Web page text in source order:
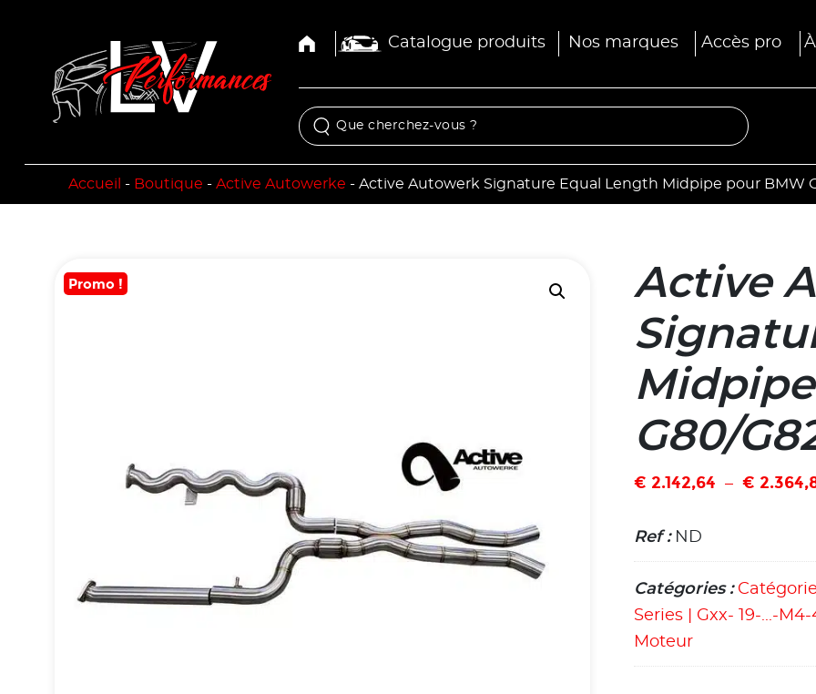
Catalogue produits Nos marques Accès pro
Accueil - Boutique - Active Autowerke - Active Autowerk Signature Equal Length Midpipe pour BMW
Promo !
Active
G80/
€ 2.142,64 – €
Ref : ND
Catégories : Catégorie
Series | Gxx- 19-...-
Moteur